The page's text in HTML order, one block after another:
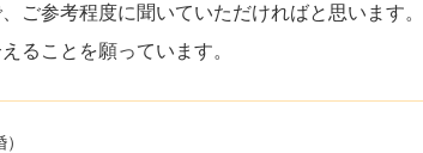
ご参考程度に聞いていただければと思います。
ることを願っています。